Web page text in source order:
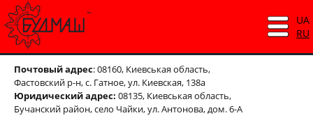
Почтовый адрес: 08160, Киевськая область,
Фастовский р-н, с. Гатное, ул. Киевская, 138а
Юридический адрес: 08135, Киевськая область,
Бучанский район, село Чайки, ул. Антонова, дом. 6-А
UA
RU